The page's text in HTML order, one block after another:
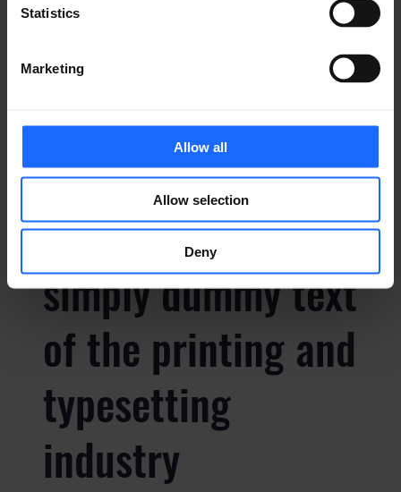
Statistics
Marketing
Allow all
Allow selection
Deny
of the printing and
typesetting
industry
Lorem Ipsum is
simply dummy text
of the printing and
typesetting
industry